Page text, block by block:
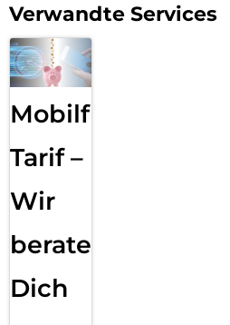
Smartphone-Ständer – im Hoch-
für Videocalls, Netflix-Sessions
StandBy als Nachttischuhr oder
Ladezeit effektiv – auch ohne
Überall einsetzbar – weltweit
Egal ob Geschäftsreise, Roadtrip
austauschbaren EU- und US-
Standards und immer
Verwandte Services
Mobilfunk
Tarif –
Wir
beraten
Dich